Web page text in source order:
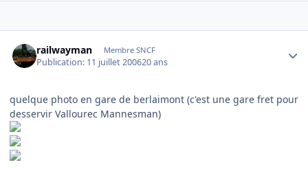
railwayman Membre SNCF
Publication: 11 juillet 200620 ans
quelque photo en gare de berlaimont (c'est une gare fret pour
desservir Vallourec Mannesman)